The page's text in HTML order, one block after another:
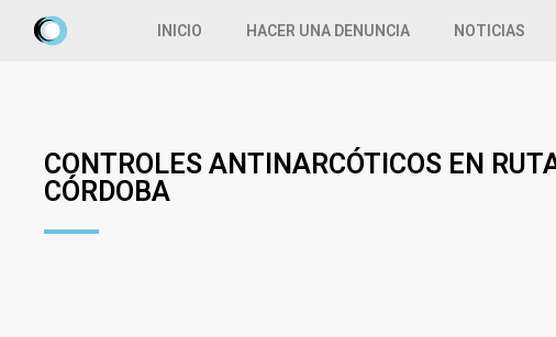
INICIO HACER UNA DENUNCIA NOTICIAS
CONTROLES ANTINARCÓTICOS EN
CÓRDOBA